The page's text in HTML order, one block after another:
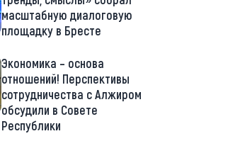
масштабную диалоговую
площадку в Бресте
Экономика – основа
отношений! Перспективы
сотрудничества с Алжиром
обсудили в Совете
Республики